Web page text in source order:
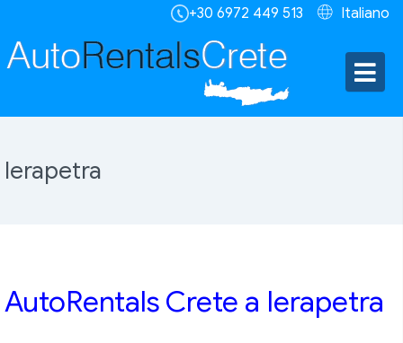
Italiano
+30 6972 449 513
Ierapetra
AutoRentals Crete a Ierapetra